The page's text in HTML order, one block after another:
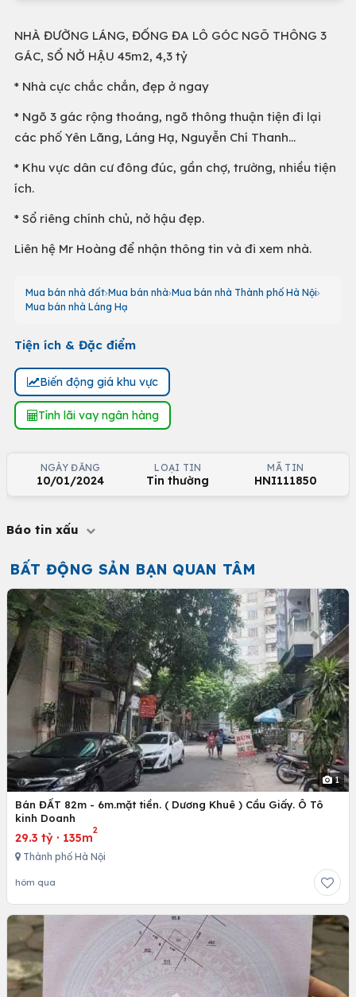
NHÀ ĐƯỜNG LÁNG, ĐỐNG ĐA LÔ GÓC NGÕ THÔNG 3
GÁC, SỔ NỞ HẬU 45m2, 4,3 tỷ
* Nhà cực chắc chắn, đẹp ở ngay
* Ngõ 3 gác rộng thoáng, ngõ thông thuận tiện đi lại
các phố Yên Lãng, Láng Hạ, Nguyễn Chí Thanh…
* Khu vực dân cư đông đúc, gần chợ, trường, nhiều tiện
ích.
* Sổ riêng chính chủ, nở hậu đẹp.
Liên hệ Mr Hoàng để nhận thông tin và đi xem nhà.
Mua bán nhà đất Mua bán nhà Mua bán nhà Thành phố Hà Nội
Mua bán nhà Láng Hạ
Tiện ích & Đặc điểm
Biến động giá khu vực
Tính lãi vay ngân hàng
NGÀY ĐĂNG
10/01/2024
LOẠI TIN
Tin thường
MÃ TIN
HNI111850
Báo tin xấu
BẤT ĐỘNG SẢN BẠN QUAN TÂM
1
Bán ĐẤT 82m - 6m.mặt tiền. ( Dương Khuê ) Cầu Giấy. Ô Tô
kinh Doanh
29.3 tỷ · 135m
2
Thành phố Hà Nội
hôm qua